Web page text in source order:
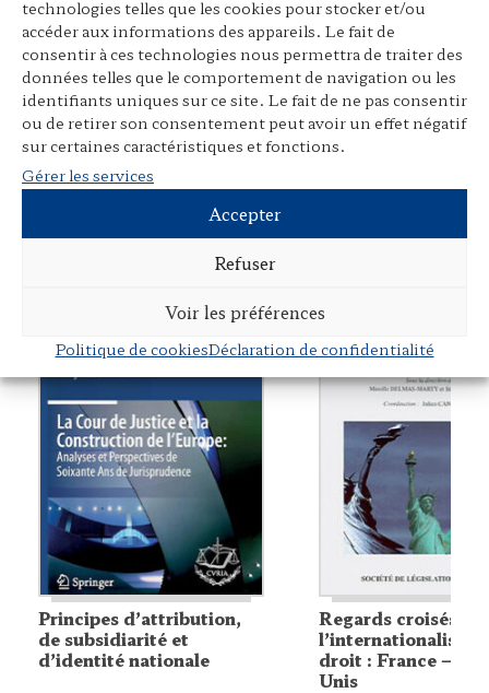
technologies telles que les cookies pour stocker et/ou
accéder aux informations des appareils. Le fait de
consentir à ces technologies nous permettra de traiter des
données telles que le comportement de navigation ou les
identifiants uniques sur ce site. Le fait de ne pas consentir
ou de retirer son consentement peut avoir un effet négatif
sur certaines caractéristiques et fonctions.
Gérer les services
Accepter
Refuser
Voir les préférences
Politique de cookiesDéclaration de confidentialité
Disponibilité en bibliothèque :
Sudoc – Bibliothèques universitaires
Documents connexes
Principes d’attribution,
de subsidiarité et
d’identité nationale
Regards croisés sur
droit : France –
Unis